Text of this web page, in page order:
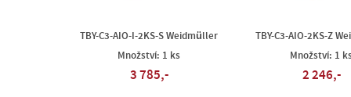
TBY-C3-AIO-I-2KS-S Weidmüller
Množství: 1 ks
3 785,-
TBY-C3-AIO-2KS-Z
Množství: 1
2 246,-